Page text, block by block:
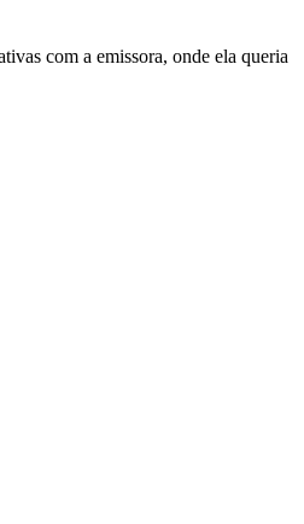
com a emissora, onde ela queria